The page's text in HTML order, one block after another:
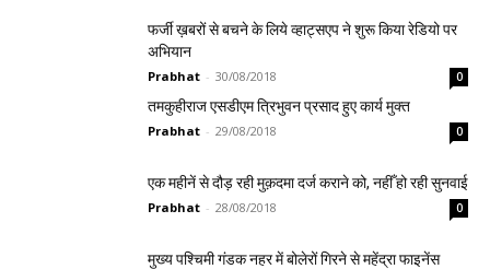
फर्जी ख़बरों से बचने के लिये व्हाट्सएप ने शुरू किया रेडियो पर
अभियान
Prabhat - 30/08/2018 0
तमकुहीराज एसडीएम त्रिभुवन प्रसाद हुए कार्य मुक्त
Prabhat - 29/08/2018 0
एक महीनें से दौड़ रही मुक़दमा दर्ज कराने को, नहीँ हो रही सुनवाई
Prabhat - 28/08/2018 0
मुख्य पश्चिमी गंडक नहर में बोलेरों गिरने से महेंद्रा फाइनेंस